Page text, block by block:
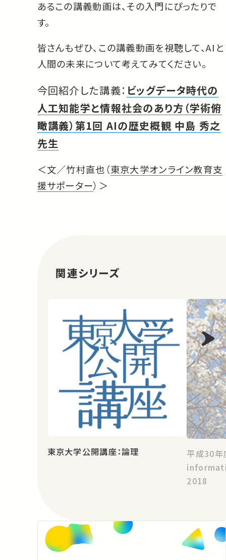
あるこの講義動画は、その入門にぴったりで
す。
皆さんもぜひ、この講義動画を視聴して、AIと
人間の未来について考えてみてください。
今回紹介した講義： ビッグデータ時代の
人工知能学と情報社会のあり方（学術俯
瞰講義）第1回 AIの歴史概観 中島 秀之
先生
＜文／竹村直也（東京大学オンライン教育支
援サポーター）＞
関連シリーズ
東京大学公開講座：論理
平成30年
2018